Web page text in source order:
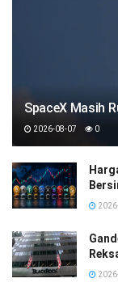
SpaceX Masih
2026-08-07 0